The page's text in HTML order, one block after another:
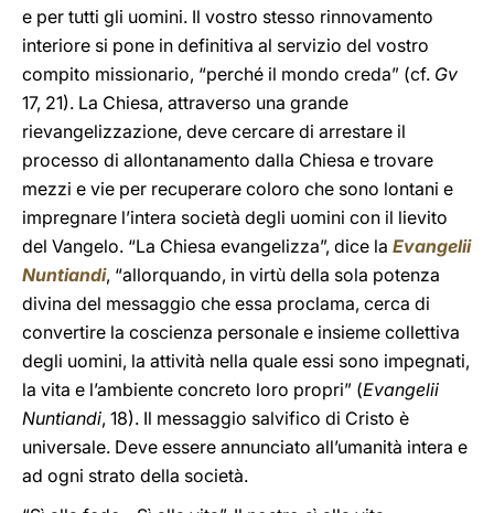
e per tutti gli uomini. Il vostro stesso rinnovamento
interiore si pone in definitiva al servizio del vostro
compito missionario, “perché il mondo creda” (cf. Gv
17, 21). La Chiesa, attraverso una grande
rievangelizzazione, deve cercare di arrestare il
processo di allontanamento dalla Chiesa e trovare
mezzi e vie per recuperare coloro che sono lontani e
impregnare l’intera società degli uomini con il lievito
del Vangelo. “La Chiesa evangelizza”, dice la Evangelii
Nuntiandi, “allorquando, in virtù della sola potenza
divina del messaggio che essa proclama, cerca di
convertire la coscienza personale e insieme collettiva
degli uomini, la attività nella quale essi sono impegnati,
la vita e l’ambiente concreto loro propri” (Evangelii
Nuntiandi, 18). Il messaggio salvifico di Cristo è
universale. Deve essere annunciato all’umanità intera e
ad ogni strato della società.